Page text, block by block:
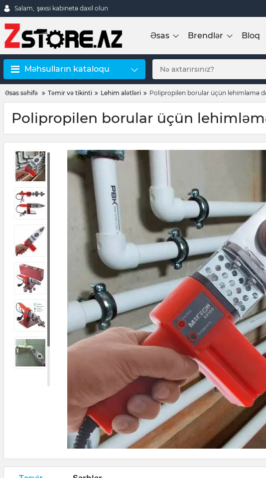
Salam, şəxsi kabinetə daxil olun
Əsas Brendlər Bloq
Məhsulların kataloqu
Əsas səhifə Təmir və tikinti Lehim alətləri Polipropilen borular üçün lehimləmə
Polipropilen borular üçün